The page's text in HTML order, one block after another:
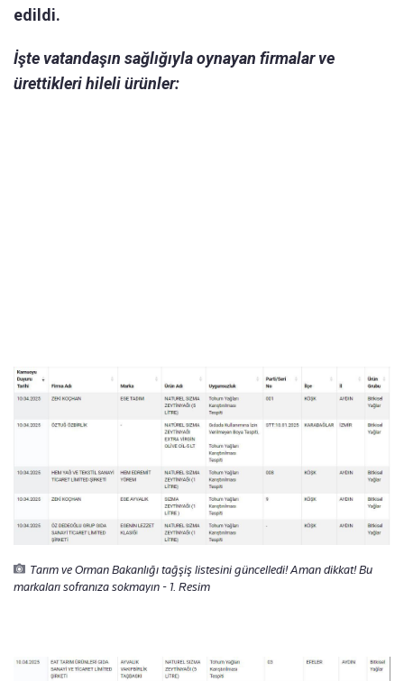
edildi.
İşte vatandaşın sağlığıyla oynayan firmalar ve
ürettikleri hileli ürünler:
Tarım ve Orman Bakanlığı tağşiş listesini güncelledi! Aman dikkat! Bu
markaları sofranıza sokmayın - 1. Resim